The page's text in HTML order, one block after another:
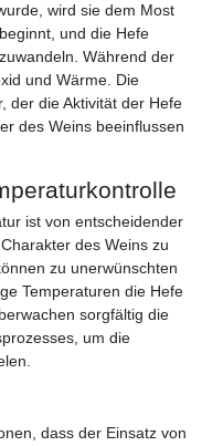
wird sie dem Most
und die Hefe
Während der
und Wärme. Die
der die Aktivität der Hefe
des Weins beeinflussen
ist von entscheidender
des Weins zu
zu unerwünschten
Temperaturen die Hefe
sorgfältig die
um die
dass der Einsatz von